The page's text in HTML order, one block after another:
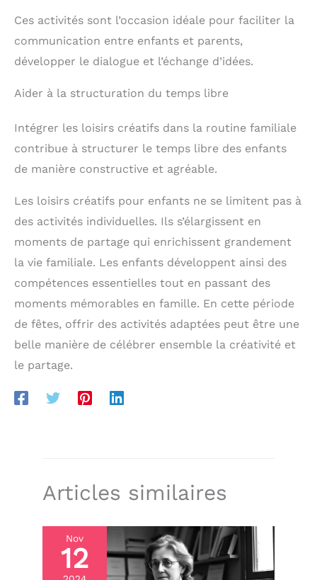
Ces activités sont l’occasion idéale pour faciliter la
communication entre enfants et parents,
développer le dialogue et l’échange d’idées.
Aider à la structuration du temps libre
Intégrer les loisirs créatifs dans la routine familiale
contribue à structurer le temps libre des enfants
de manière constructive et agréable.
Les loisirs créatifs pour enfants ne se limitent pas à
des activités individuelles. Ils s’élargissent en
moments de partage qui enrichissent grandement
la vie familiale. Les enfants développent ainsi des
compétences essentielles tout en passant des
moments mémorables en famille. En cette période
de fêtes, offrir des activités adaptées peut être une
belle manière de célébrer ensemble la créativité et
le partage.
Articles similaires
Nov
12